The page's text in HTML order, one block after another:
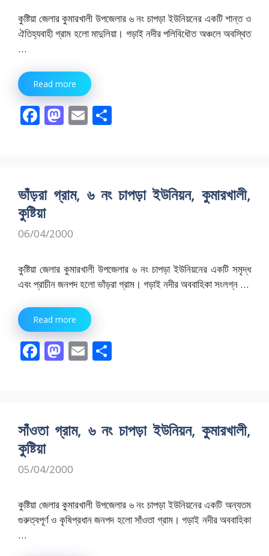
কুষ্টিয়া জেলার কুমারখালী উপজেলার ৬ নং চাপড়া ইউনিয়নের একটি শান্ত ও
ঐতিহ্যবাহী গ্রাম হলো মাদুলিয়া। গড়াই নদীর পলিবিধৌত অঞ্চলে অবস্থিত
…
Read more
F
ac
o
o
k
M
as
o
E
m
ভাঁড়রা গ্রাম, ৬ নং চাপড়া ইউনিয়ন, কুমারখালী,
কুষ্টিয়া
06/04/2000
কুষ্টিয়া জেলার কুমারখালী উপজেলার ৬ নং চাপড়া ইউনিয়নের একটি সমৃদ্ধ
এবং প্রাচীন জনপদ হলো ভাঁড়রা গ্রাম। গড়াই নদীর অববাহিকা সংলগ্ন …
Read more
F
ac
o
o
k
M
as
o
n
E
m
সাঁওতা গ্রাম, ৬ নং চাপড়া ইউনিয়ন, কুমারখালী,
কুষ্টিয়া
05/04/2000
কুষ্টিয়া জেলার কুমারখালী উপজেলার ৬ নং চাপড়া ইউনিয়নের একটি অন্যতম
গুরুত্বপূর্ণ ও কৃষিপ্রধান জনপদ হলো সাঁওতা গ্রাম। গড়াই নদীর অববাহিকা
…